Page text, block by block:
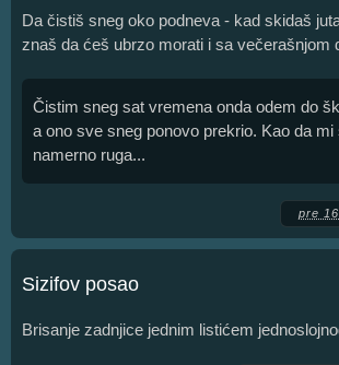
Da čistiš sneg oko podneva - kad skidaš
znaš da ćeš ubrzo morati i sa večerašnjom
Čistim sneg sat vremena onda odem do
a ono sve sneg ponovo prekrio. Kao da mi
namerno ruga...
pre
Sizifov posao
Brisanje zadnjice jednim listićem